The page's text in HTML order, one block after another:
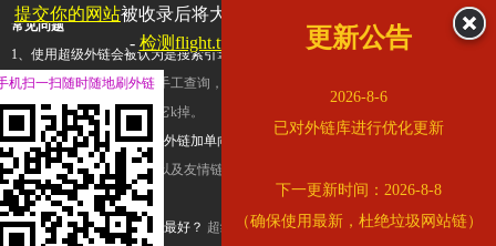
常见问题
1、使用超级外链会被认为是搜索引擎优化作弊吗？ 超级外链只是一个简便而集成
查询工具，模拟的是正常手工查询，不是作弊。如果是作弊，那您可以使用超级外
推广竞争对手的网址，让它k掉。
2、网站优化单纯依靠超级外链加单向链接可行吗？
链，需要结合普通的外链以及友情链接，您可以到站长论坛发布外链，到友情链接
台交换友情链接。
3、如何使用超级外链效果最好？ 超级外链不同于普通的外链，它是动态的链接，
提交你的网站被收录后将大幅提升流量和外链，
查看展示页面
- 检测flight.tuniu.com是否收录更新公告
2026-8-6
已对外链库进行优化更新
下一更新时间：2026-8-8
（确保使用最新，杜绝垃圾网站链）
机扫一扫随时随地刷外链